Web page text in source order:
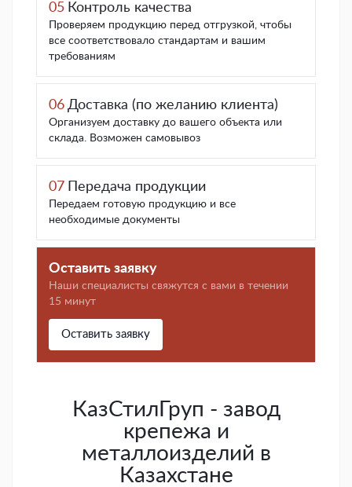
05 Контроль качества
Проверяем продукцию перед отгрузкой, чтобы
все соответствовало стандартам и вашим
требованиям
06 Доставка (по желанию клиента)
Организуем доставку до вашего объекта или
склада. Возможен самовывоз
07 Передача продукции
Передаем готовую продукцию и все
необходимые документы
Оставить заявку
Наши специалисты свяжутся с вами в течении
15 минут
Оставить заявку
КазСтилГруп - завод
крепежа и
металлоизделий в
Казахстане